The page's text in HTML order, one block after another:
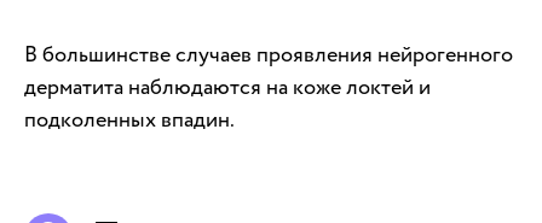
В большинстве случаев проявления нейрогенного
дерматита наблюдаются на коже локтей и
подколенных впадин.